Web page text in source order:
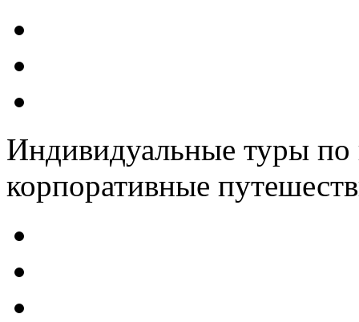
Индивидуальные туры
корпоративные